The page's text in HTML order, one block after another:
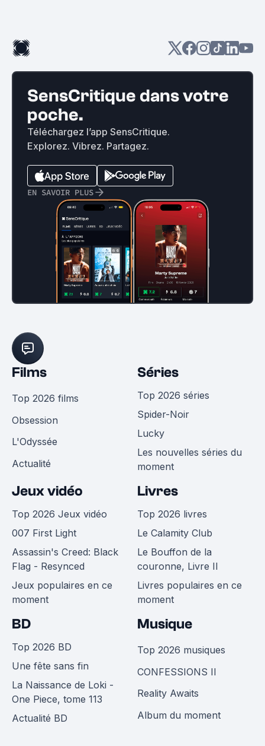
SensCritique dans votre
poche.
Téléchargez l’app SensCritique.
Explorez. Vibrez. Partagez.
EN SAVOIR PLUS
Films
Top 2026 films
Obsession
L'Odyssée
Actualité
Séries
Top 2026 séries
Spider-Noir
Lucky
Les nouvelles séries du
moment
Jeux vidéo
Top 2026 Jeux vidéo
007 First Light
Assassin's Creed: Black
Flag - Resynced
Jeux populaires en ce
moment
Livres
Top 2026 livres
Le Calamity Club
Le Bouffon de la
couronne, Livre II
Livres populaires en ce
moment
BD
Top 2026 BD
Une fête sans fin
La Naissance de Loki -
One Piece, tome 113
Actualité BD
Musique
Top 2026 musiques
CONFESSIONS II
Reality Awaits
Album du moment